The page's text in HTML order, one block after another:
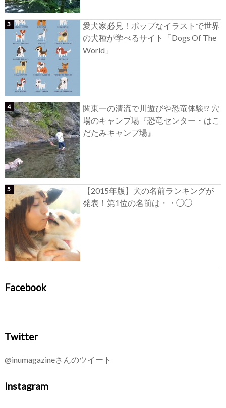
愛犬家必見！ポップなイラストで世界
の犬種が学べるサイト「Dogs Of The
World」
関東一の清流で川遊びや恐竜体験!? 穴
場のキャンプ場『恐竜センター・はこ
だたみキャンプ場』
【2015年版】犬の名前ランキングが
発表！第1位の名前は・・◯◯
Facebook
Twitter
@inumagazineさんのツイート
Instagram